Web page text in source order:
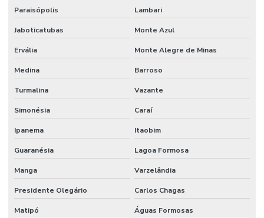
Paraisópolis Lambari
Jaboticatubas Monte Azul
Ervália Monte Alegre de Minas
Medina Barroso
Turmalina Vazante
Simonésia Caraí
Ipanema Itaobim
Guaranésia Lagoa Formosa
Manga Varzelândia
Presidente Olegário Carlos Chagas
Matipó Águas Formosas